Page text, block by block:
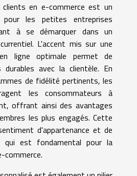
en e-commerce est un
les petites entreprises
à se démarquer dans un
L'accent mis sur une
ligne optimale permet de
avec la clientèle. En
de fidélité pertinents, les
les consommateurs à
offrant ainsi des avantages
les plus engagés. Cette
d'appartenance et de
qui est fondamental pour la
commerce.